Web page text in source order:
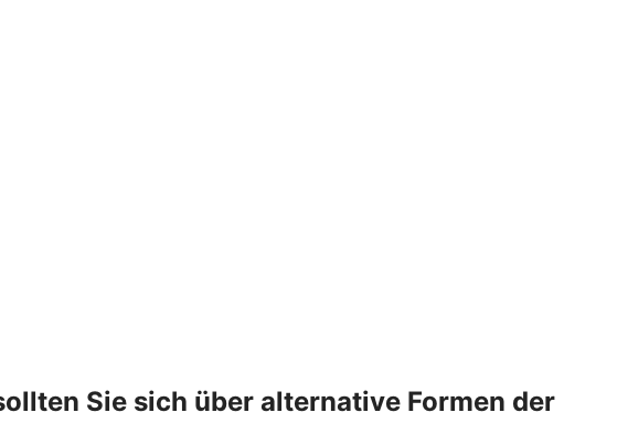
Sie sich über alternative Formen der